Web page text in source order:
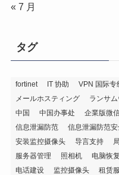
« 7 月
タグ
fortinet IT 协助 VPN 国际专
メールホスティング
ランサ
中国
中国办事处 企業版微
信息泄漏防范
信息泄漏防范安
安装监控摄像头
导言支持
服务器管理
照相机 电脑恢复
电话建设
监控摄像头 租赁